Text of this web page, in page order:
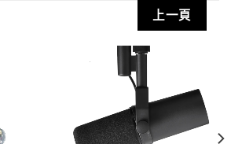
上一頁